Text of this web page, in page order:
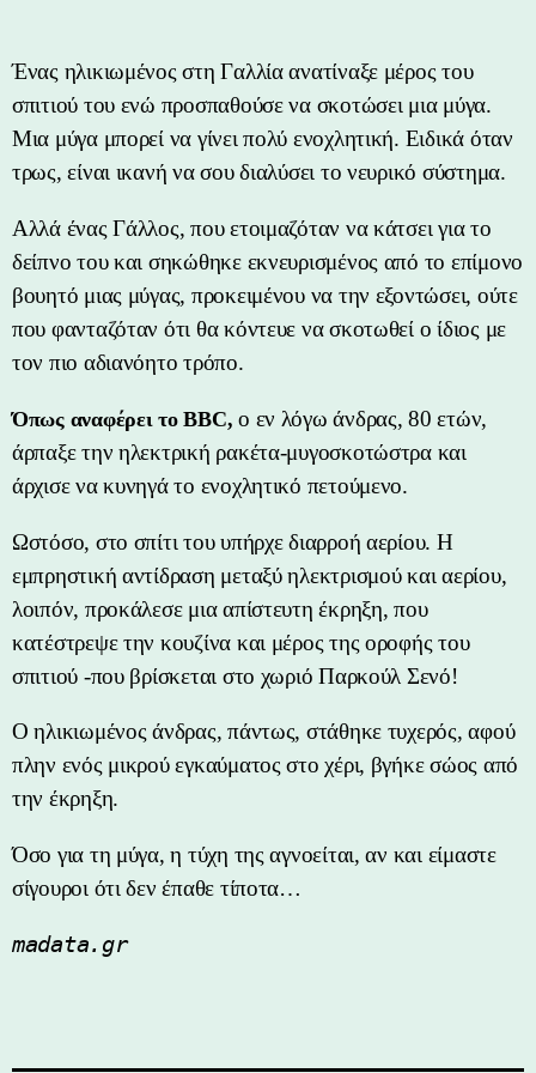
Ένας ηλικιωμένος στη Γαλλία ανατίναξε μέρος του
σπιτιού του ενώ προσπαθούσε να σκοτώσει μια μύγα.
Μια μύγα μπορεί να γίνει πολύ ενοχλητική. Ειδικά όταν
τρως, είναι ικανή να σου διαλύσει το νευρικό σύστημα.
Αλλά ένας Γάλλος, που ετοιμαζόταν να κάτσει για το
δείπνο του και σηκώθηκε εκνευρισμένος από το επίμονο
βουητό μιας μύγας, προκειμένου να την εξοντώσει, ούτε
που φανταζόταν ότι θα κόντευε να σκοτωθεί ο ίδιος με
τον πιο αδιανόητο τρόπο.
Όπως αναφέρει το BBC, ο εν λόγω άνδρας, 80 ετών,
άρπαξε την ηλεκτρική ρακέτα-μυγοσκοτώστρα και
άρχισε να κυνηγά το ενοχλητικό πετούμενο.
Ωστόσο, στο σπίτι του υπήρχε διαρροή αερίου. Η
εμπρηστική αντίδραση μεταξύ ηλεκτρισμού και αερίου,
λοιπόν, προκάλεσε μια απίστευτη έκρηξη, που
κατέστρεψε την κουζίνα και μέρος της οροφής του
σπιτιού -που βρίσκεται στο χωριό Παρκούλ Σενό!
Ο ηλικιωμένος άνδρας, πάντως, στάθηκε τυχερός, αφού
πλην ενός μικρού εγκαύματος στο χέρι, βγήκε σώος από
την έκρηξη.
Όσο για τη μύγα, η τύχη της αγνοείται, αν και είμαστε
σίγουροι ότι δεν έπαθε τίποτα…
madata.gr